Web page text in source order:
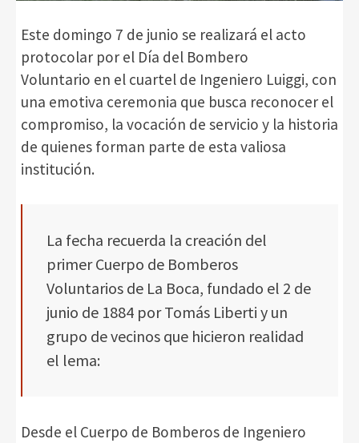
Este domingo 7 de junio se realizará el acto
protocolar por el Día del Bombero
Voluntario en el cuartel de Ingeniero Luiggi, con
una emotiva ceremonia que busca reconocer el
compromiso, la vocación de servicio y la historia
de quienes forman parte de esta valiosa
institución.
La fecha recuerda la creación del
primer Cuerpo de Bomberos
Voluntarios de La Boca, fundado el 2 de
junio de 1884 por Tomás Liberti y un
grupo de vecinos que hicieron realidad
el lema:
Desde el Cuerpo de Bomberos de Ingeniero